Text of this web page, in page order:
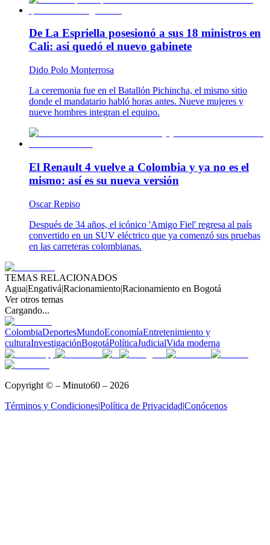
De La Espriella posesionó a sus 18 ministros en
Cali: así quedó el nuevo gabinete
Dido Polo Monterrosa
La ceremonia fue en el Batallón Pichincha, el mismo sitio
donde el mandatario habló horas antes. Nueve mujeres y
nueve hombres integran el equipo.
El Renault 4 vuelve a Colombia y ya no es el
mismo: así es su nueva versión
Oscar Repiso
Después de 34 años, el icónico 'Amigo Fiel' regresa al país
convertido en un SUV eléctrico que ya comenzó sus pruebas
en las carreteras colombianas.
TEMAS RELACIONADOS
Agua|Engativá|Racionamiento|Racionamiento en Bogotá
Ver otros temas
Cargando...
ColombiaDeportesMundoEconomíaEntretenimiento y
culturaInvestigaciónBogotáPolíticaJudicialVida moderna
Copyright © – Minuto60 – 2026
Términos y Condiciones|Política de Privacidad|Conócenos